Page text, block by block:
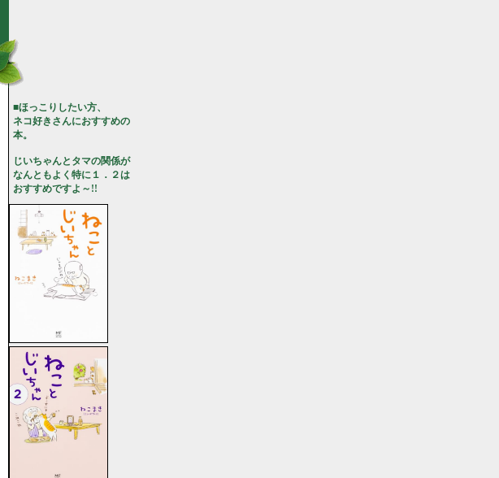
■ほっこりしたい方、
ネコ好きさんにおすすめの
本。
じいちゃんとタマの関係が
なんともよく特に１．２は
おすすめですよ～!!